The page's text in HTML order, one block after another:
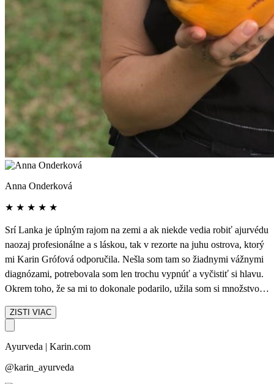
Anna Onderková
★ ★ ★ ★ ★
Srí Lanka je úplným rajom na zemi a ak niekde vedia robiť ajurvédu
naozaj profesionálne a s láskou, tak v rezorte na juhu ostrova, ktorý
mi Karin Grófová odporučila. Nešla som tam so žiadnymi vážnymi
diagnózami, potrebovala som len trochu vypnúť a vyčistiť si hlavu.
Okrem toho, že sa mi to dokonale podarilo, užila som si množstvo
vlastnej koži, i videla na ostatných návštevníkoch rezortu, aké sú
účinky ajurvédy liečivé. Prostredie rezortu je nádherné, priamo pri
pláži a s množstvom zelene, personál veľmi milý a ochotný a
ajurvédska strava výborná. Zo všetkých procedúr som si najviac
ZISTI VIAC
Ayurveda | Karin.com
@karin_ayurveda